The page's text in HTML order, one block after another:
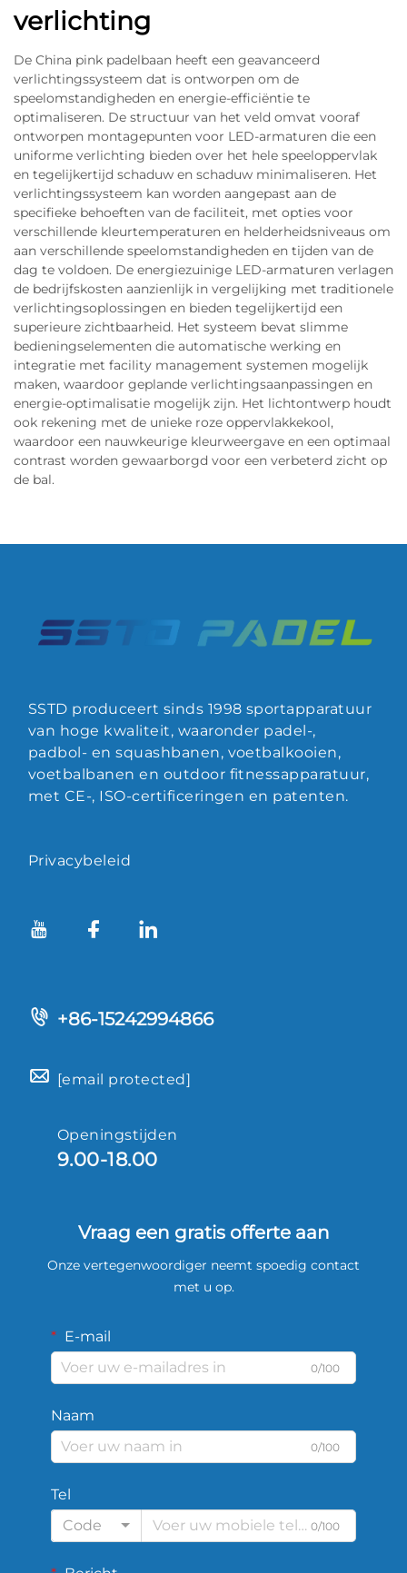
verlichting
De China pink padelbaan heeft een geavanceerd
verlichtingssysteem dat is ontworpen om de
speelomstandigheden en energie-efficiëntie te
optimaliseren. De structuur van het veld omvat vooraf
ontworpen montagepunten voor LED-armaturen die een
uniforme verlichting bieden over het hele speeloppervlak
en tegelijkertijd schaduw en schaduw minimaliseren. Het
verlichtingssysteem kan worden aangepast aan de
specifieke behoeften van de faciliteit, met opties voor
verschillende kleurtemperaturen en helderheidsniveaus om
aan verschillende speelomstandigheden en tijden van de
dag te voldoen. De energiezuinige LED-armaturen verlagen
de bedrijfskosten aanzienlijk in vergelijking met traditionele
verlichtingsoplossingen en bieden tegelijkertijd een
superieure zichtbaarheid. Het systeem bevat slimme
bedieningselementen die automatische werking en
integratie met facility management systemen mogelijk
maken, waardoor geplande verlichtingsaanpassingen en
energie-optimalisatie mogelijk zijn. Het lichtontwerp houdt
ook rekening met de unieke roze oppervlakkekool,
waardoor een nauwkeurige kleurweergave en een optimaal
contrast worden gewaarborgd voor een verbeterd zicht op
de bal.
SSTD produceert sinds 1998 sportapparatuur
van hoge kwaliteit, waaronder padel-,
padbol- en squashbanen, voetbalkooien,
voetbalbanen en outdoor fitnessapparatuur,
met CE-, ISO-certificeringen en patenten.
Privacybeleid
+86-15242994866
[email protected]
Openingstijden
9.00-18.00
Vraag een gratis offerte aan
Onze vertegenwoordiger neemt spoedig contact
met u op.
E-mail
0/100
Naam
0/100
Tel
Code
0/100